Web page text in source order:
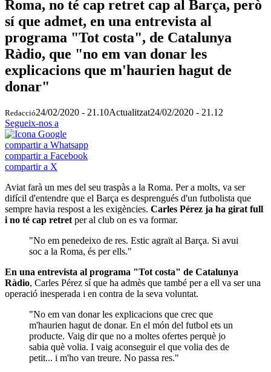
Roma, no té cap retret cap al Barça, però
sí que admet, en una entrevista al
programa "Tot costa", de Catalunya
Ràdio, que "no em van donar les
explicacions que m'haurien hagut de
donar"
Redacció24/02/2020 - 21.10Actualitzat24/02/2020 - 21.12
Segueix-nos a
compartir a Whatsapp
compartir a Facebook
compartir a X
Aviat farà un mes del seu traspàs a la Roma. Per a molts, va ser
difícil d'entendre que el Barça es desprengués d'un futbolista que
sempre havia respost a les exigències. Carles Pérez ja ha girat full
i no té cap retret per al club on es va formar.
"No em penedeixo de res. Estic agraït al Barça. Si avui
soc a la Roma, és per ells."
En una entrevista al programa "Tot costa" de Catalunya
Ràdio, Carles Pérez sí que ha admès que també per a ell va ser una
operació inesperada i en contra de la seva voluntat.
"No em van donar les explicacions que crec que
m'haurien hagut de donar. En el món del futbol ets un
producte. Vaig dir que no a moltes ofertes perquè jo
sabia què volia. I vaig aconseguir el que volia des de
petit... i m'ho van treure. No passa res."